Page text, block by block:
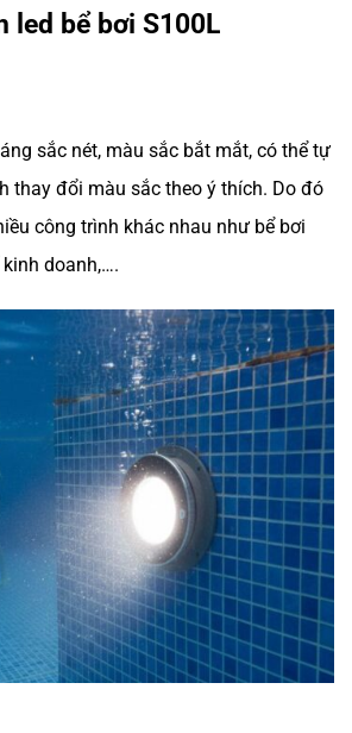
led bể bơi S100L
sắc nét, màu sắc bắt mắt, có thể tự
thay đổi màu sắc theo ý thích. Do đó
công trình khác nhau như bể bơi
doanh,….